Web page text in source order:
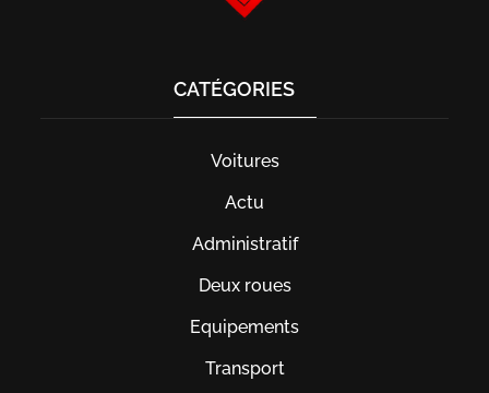
CATÉGORIES
Voitures
Actu
Administratif
Deux roues
Equipements
Transport